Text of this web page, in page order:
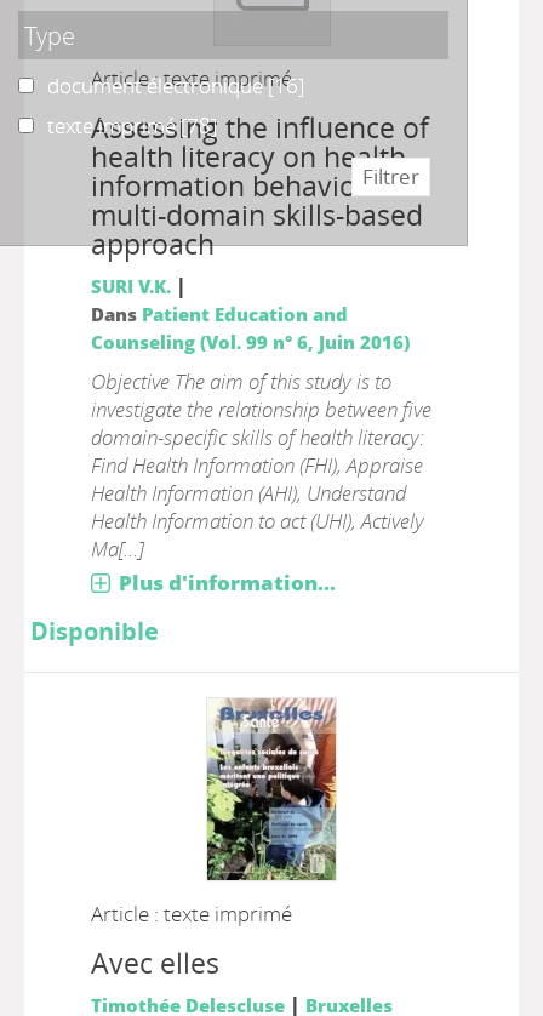
Article : texte imprimé
Assessing the influence of
health literacy on health
information behaviors : A
multi-domain skills-based
approach
SURI V.K. |
Dans Patient Education and
Counseling (Vol. 99 n° 6, Juin 2016)
Objective The aim of this study is to
investigate the relationship between five
domain-specific skills of health literacy:
Find Health Information (FHI), Appraise
Health Information (AHI), Understand
Health Information to act (UHI), Actively
Ma[...]
Plus d'information...
Disponible
Article : texte imprimé
Avec elles
Timothée Delescluse | Bruxelles
Type
document électronique
document électronique[16]
texte imprimé
texte imprimé[78]